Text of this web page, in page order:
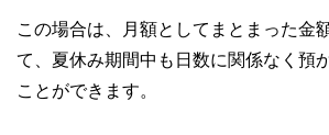
この場合は、月額としてまとまった金
て、夏休み期間中も日数に関係なく預
ことができます。